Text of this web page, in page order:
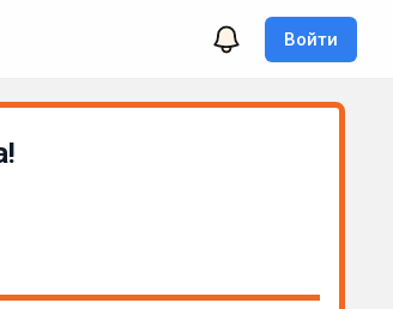
Войти